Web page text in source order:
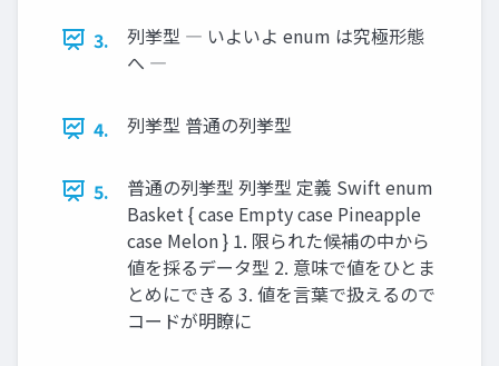
3.
列挙型 ― いよいよ enum は究極形態
へ ―
4. 列挙型 普通の列挙型
5.
普通の列挙型 列挙型 定義 Swift enum
Basket { case Empty case Pineapple
case Melon } 1. 限られた候補の中から
値を採るデータ型 2. 意味で値をひとま
とめにできる 3. 値を言葉で扱えるので
コードが明瞭に